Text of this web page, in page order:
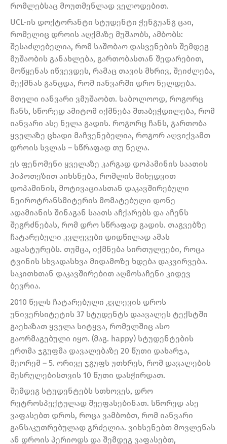
რომლებსაც მოუთმენლად ველოდებით.
UCL-ის დოქტორანტი სტუდენტი ჭენგუანგ ცაი,
რომელიც დროის აღქმაზე მუშაობს, ამბობს:
შესაძლებელია, რომ საშობაო დასვენების შემდეგ
მუშაობის განახლება, გართობასთან შედარებით,
მოწყენას იწვევდეს, რამაც თავის მხრივ, შეიძლება,
შექმნას განცდა, რომ იანვარში დრო ნელდება.
მთელი იანვარი ვმუშაობთ. საბოლოოდ, როგორც
ჩანს, სწორედ ამიტომ იქმნება შთაბეჭდილება, რომ
იანვარი ასე ნელა გადის. როგორც ჩანს, გართობა
ყველაზე ცხადი მაჩვენებელია, როგორ აღვიქვამთ
დროის სვლას – სწრაფად თუ ნელა.
ეს ფენომენი ყველაზე კარგად დოპამინის საათის
ჰიპოთეზით აიხსნება, რომლის მიხედვით
დოპამინის, მოტივაციასთან დაკავშირებული
ნეიროტრანსმიტერის მომატებული დონე
ადამიანის შინაგან საათს აჩქარებს და აჩენს
შეგრძნებას, რომ დრო სწრაფად გადის. თაგვებზე
ჩატარებული კვლევები დიდწილად ამას
ადასტურებს. თუმცა, იქმნება სირთულეები, როცა
ტვინის სხვადასხვა მიდამოზე ხდება დაკვირვება.
საკითხთან დაკავშირებით აღმოსაჩენი კიდევ
ბევრია.
2010 წელს ჩატარებული კვლევის დროს
უნივერსიტეტის 37 სტუდენტს დაავალეს ტექსტში
გაეხაზათ ყველა სიტყვა, რომელშიც ასო
გაორმაგებული იყო. (მაგ. happy) სტუდენტების
ერთმა ჯგუფმა დავალებაზე 20 წუთი დახარჯა,
მეორემ – 5. ორივე ჯგუფს უთხრეს, რომ დავალების
შესრულებისთვის 10 წუთი დასჭირდათ.
შემდეგ სტუდენტებს სთხოვეს, დრო
რეტროსპექტულად შეეფასებინათ. სწორედ ასე
ვაფასებთ დროს, როცა ვამბობთ, რომ იანვარი
განსაკუთრებულად გრძელია. ვიხსენებთ მოვლენას
ან დროის პერიოდს და შემდეგ ვაფასებთ,